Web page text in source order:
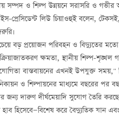
সম্পদ ও শিল্প উন্নয়নে সরাসরি ও গভীর
প্রেসিডেন্ট লিউ চিয়াওহুই বলেন,
বড় প্রয়োজন পরিবহন ও বিদ্যুতের মতো
ক্ষমতা, স্থানীয় শিল্প-শৃঙ্খল
বাস্তবায়নের এখনই উপযুক্ত
ও শিল্পায়নের মাধ্যমে বছরের পর
জন্য দারুণ দীর্ঘমেয়াদি সুযোগ তৈরি
হাব হিসেবে—বিশেষ করে বৈদ্যুতিক যান